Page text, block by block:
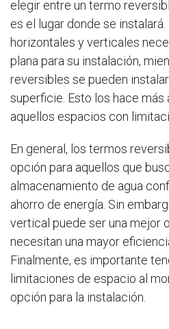
elegir entre un termo
es el lugar donde se
horizontales y verticales
plana para su instalación,
reversibles se pueden
superficie. Esto los hace más
aquellos espacios con
En general, los termos
opción para aquellos que
almacenamiento de agua
ahorro de energía. Sin
vertical puede ser una mejor
necesitan una mayor
Finalmente, es importante
limitaciones de espacio al
opción para la instalación.